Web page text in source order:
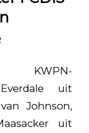
uit
Johnson,
uit